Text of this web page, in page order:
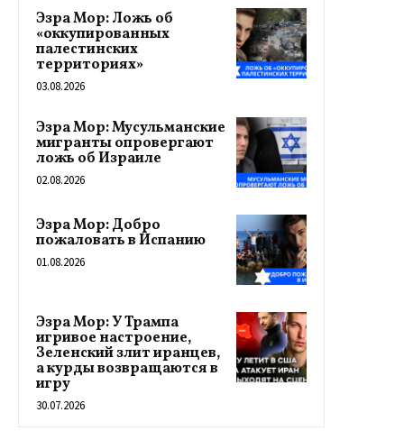
Эзра Мор: Ложь об
«оккупированных
палестинских
территориях»
03.08.2026
Эзра Мор: Мусульманские
мигранты опровергают
ложь об Израиле
02.08.2026
Эзра Мор: Добро
пожаловать в Испанию
01.08.2026
Эзра Мор: У Трампа
игривое настроение,
Зеленский злит иранцев,
а курды возвращаются в
игру
30.07.2026